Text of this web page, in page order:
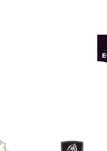
Afbeelding